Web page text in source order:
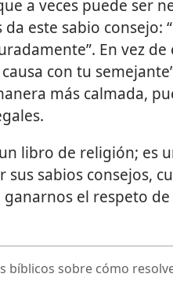
a veces puede ser
este sabio consejo:
En vez
con tu
más calmada,
libro de religión; es
sus sabios consejos,
el respeto
bíblicos sobre cómo